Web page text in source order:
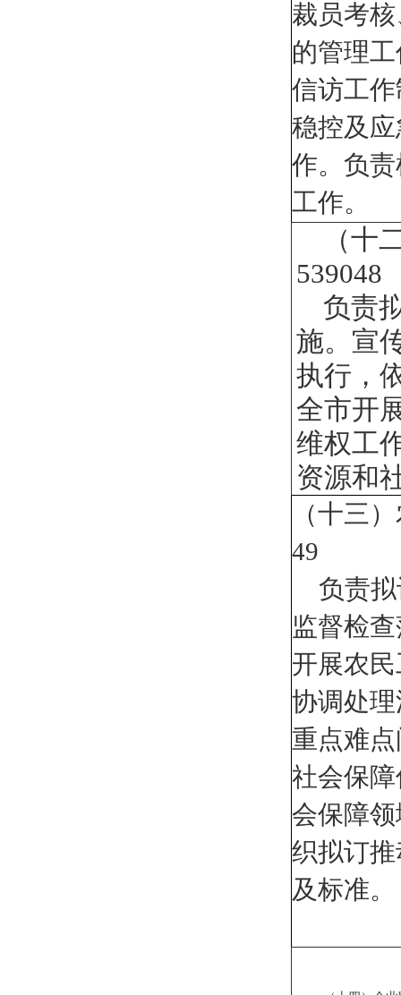
裁员考
的管理
信访工
稳控及
作。负
工作。
（
539048
负责
施。宣
执行，
全市开
维权工
资源和
（十三
49
负责
监督检
开展农
协调处理
重点难
社会保
会保障
织拟订
及标准。